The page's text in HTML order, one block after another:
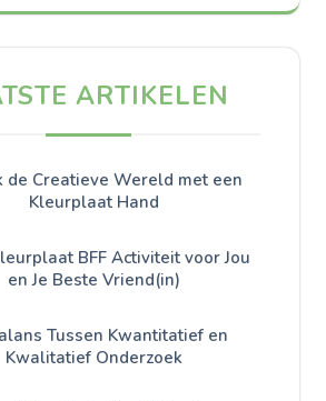
ARTIKELEN
de Creatieve Wereld met een
Kleurplaat Hand
BFF Activiteit voor Jou
en Je Beste Vriend(in)
Tussen Kwantitatief en
Kwalitatief Onderzoek